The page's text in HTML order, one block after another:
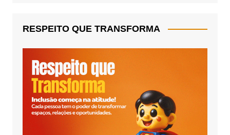
RESPEITO QUE TRANSFORMA